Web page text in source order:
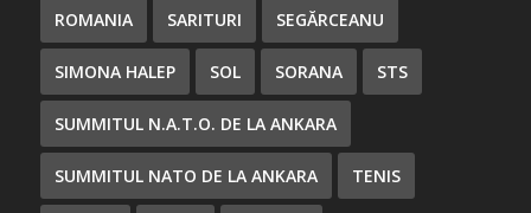
ROMANIA SARITURI SEGĂRCEANU
SIMONA HALEP SOL SORANA STS
SUMMITUL N.A.T.O. DE LA ANKARA
SUMMITUL NATO DE LA ANKARA TENIS